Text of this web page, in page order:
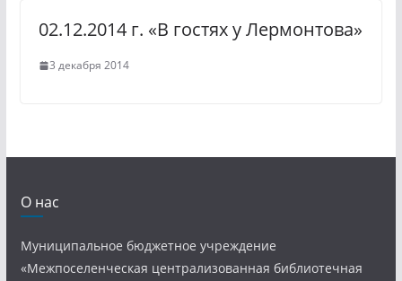
02.12.2014 г. «В гостях у Лермонтова»
3 декабря 2014
О нас
Муниципальное бюджетное учреждение
«Межпоселенческая централизованная библиотечная